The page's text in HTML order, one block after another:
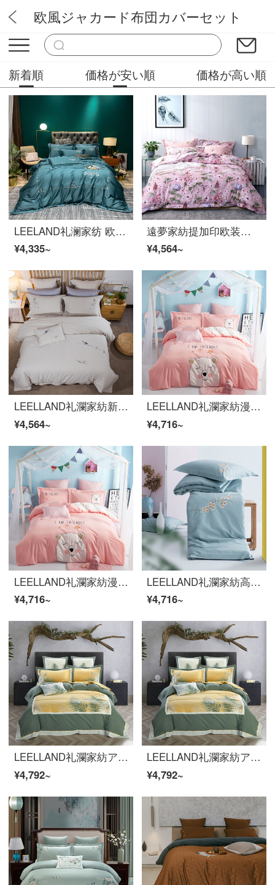
アリスランド
欧風ジャカード布団カバーセット
新着順 価格が安い順 価格が高い順
LEELAND礼澜家纺 欧式轻奢刺绣60支长绒棉全棉床上四件套高端纯棉别墅样板间床品套件 伊芙琳雅致绿 1.5-1.8米床单款 /200*230cm被套
¥4,335~
遠夢家紡提加印欧装飾美ファッション花卉四点セットジャカード生地快適セット葉盛花媚200*230
¥4,564~
LEELLAND礼瀾家紡新中国式の色織洗濯綿刺繍全綿寝具四点セットの純綿民宿風ベッド用品セットの陰影雅四点セット1.5-1.8メートルベッド/200*230 cm布団カバー
¥4,564~
LEELLAND礼瀾家紡漫画全綿色紡水洗い刺繍ベッドの上の四点セットの新鮮な自然風ベッドセットの純綿シーツ4点セットの無邪気さは掬できます。1.8-2.0メートルベッド/220*240 cm
¥4,716~
LEELLAND礼瀾家紡漫画全綿色紡水洗い刺繍ベッドの上の四点セットの新鮮な自然風ベッドセットの純綿シーツ4点セットの無邪気さは掬できます。1.8-2.0メートルベッド/220*240 cm
¥4,716~
LEELLAND礼瀾家紡高級新中国式60本の綿花刺繍全綿四点セットの純綿古韻刺繍ベッド用品4点セットのメコンシーン1.5-1.8メートルベッド/200*230 cm
¥4,716~
LEELLAND礼瀾家紡アメリカ式色織水洗い綿刺繍全綿寝具四点セット純綿ベッド用品茂林1.8-2.0メートルベッド/220*240 cm
¥4,792~
LEELLAND礼瀾家紡アメリカ式色織水洗い綿刺繍全綿寝具四点セット純綿ベッド用品茂林1.8-2.0メートルベッド/220*240 cm
¥4,792~